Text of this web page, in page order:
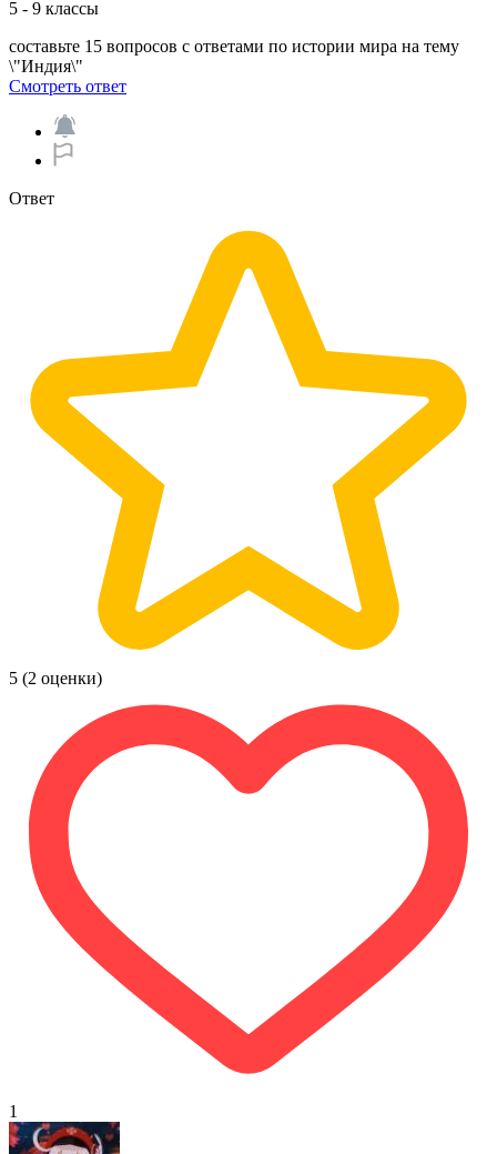
5 - 9 классы
составьте 15 вопросов с ответами по истории мира на тему
\"Индия\"​
Смотреть ответ
Ответ
5 (2 оценки)
1